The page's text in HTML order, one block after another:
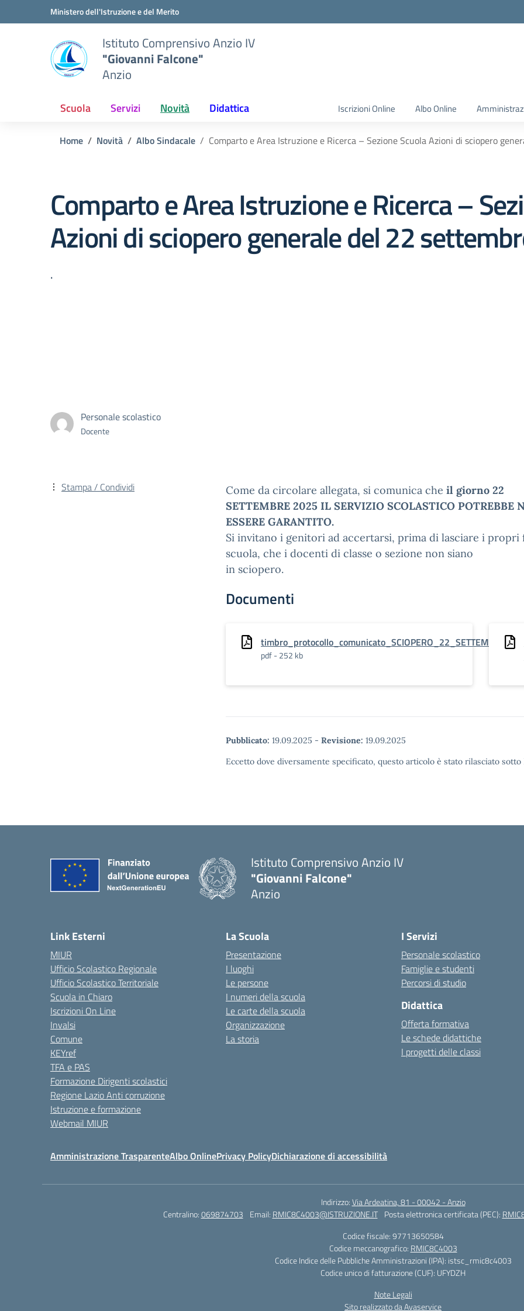
Vai ai contenuti
Vai al menu di navigazioneMinistero dell'Istruzione e del Merito
Istituto Comprensivo Anzio IV
"Giovanni Falcone"
Anzio
Scuola Servizi Novità Didattica Iscrizioni Online Albo Online
Home Novità Albo Sindacale Comparto e Area Istruzione e Ricerca – Sezione Scuola Azioni di sciopero
Comparto e Area Istruzione e Ricerca –
Azioni di sciopero generale del 22
.
Personale scolastico
Docente
Come da circolare allegata, si comunica che il giorno 22
SETTEMBRE 2025 IL SERVIZIO SCOLASTICO POTREBBE
ESSERE GARANTITO.
Si invitano i genitori ad accertarsi, prima di lasciare i propri
scuola, che i docenti di classe o sezione non siano
in sciopero.
Documenti
timbro_protocollo_comunicato_SCIOPERO_22_SETTEMBRE
pdf - 252 kb
Pubblicato: 19.09.2025 - Revisione: 19.09.2025
Eccetto dove diversamente specificato, questo articolo è stato rilasciato
Stampa / Condividi
Istituto Comprensivo Anzio IV
"Giovanni Falcone"
Anzio
Link Esterni
MIUR
Ufficio Scolastico Regionale
Ufficio Scolastico Territoriale
Scuola in Chiaro
Iscrizioni On Line
Invalsi
Comune
KEYref
TFA e PAS
Formazione Dirigenti scolastici
Regione Lazio Anti corruzione
Istruzione e formazione
Webmail MIUR
La Scuola
Presentazione
I luoghi
Le persone
I numeri della scuola
Le carte della scuola
Organizzazione
La storia
I Servizi
Personale scolastico
Famiglie e studenti
Percorsi di studio
Didattica
Offerta formativa
Le schede didattiche
I progetti delle classi
Amministrazione TrasparenteAlbo OnlinePrivacy PolicyDichiarazione di accessibilità
Indirizzo:Via Ardeatina, 81 - 00042 - Anzio
Centralino:069874703 Email: RMIC8C4003@ISTRUZIONE.IT Posta elettronica certificata (PEC):
Codice fiscale: 97713650584
Codice meccanografico: RMIC8C4003
Codice Indice delle Pubbliche Amministrazioni (IPA): istsc_rmic8c4003
Codice unico di fatturazione (CUF): UFYDZH
Note Legali
Sito realizzato da Avaservice